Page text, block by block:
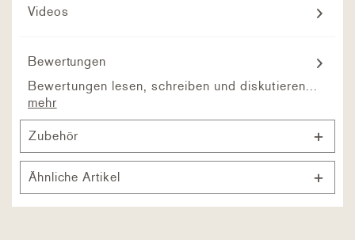
Videos
Bewertungen
Bewertungen lesen, schreiben und diskutieren...
mehr
Zubehör
Ähnliche Artikel